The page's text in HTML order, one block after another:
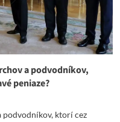
a podvodníkov,
peniaze?
podvodníkov, ktorí cez